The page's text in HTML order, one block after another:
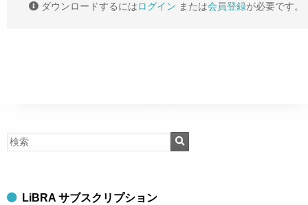
ダウンロードするにはログイン または会員登録が必要です。
LiBRA サブスクリプション